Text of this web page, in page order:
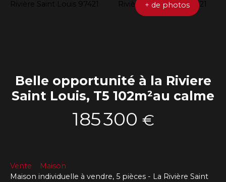
+ de photos
Belle opportunité à la Riviere
Saint Louis, T5 102m²au calme
185 300 €
Vente
Maison
Maison individuelle à vendre, 5 pièces - La Rivière Saint